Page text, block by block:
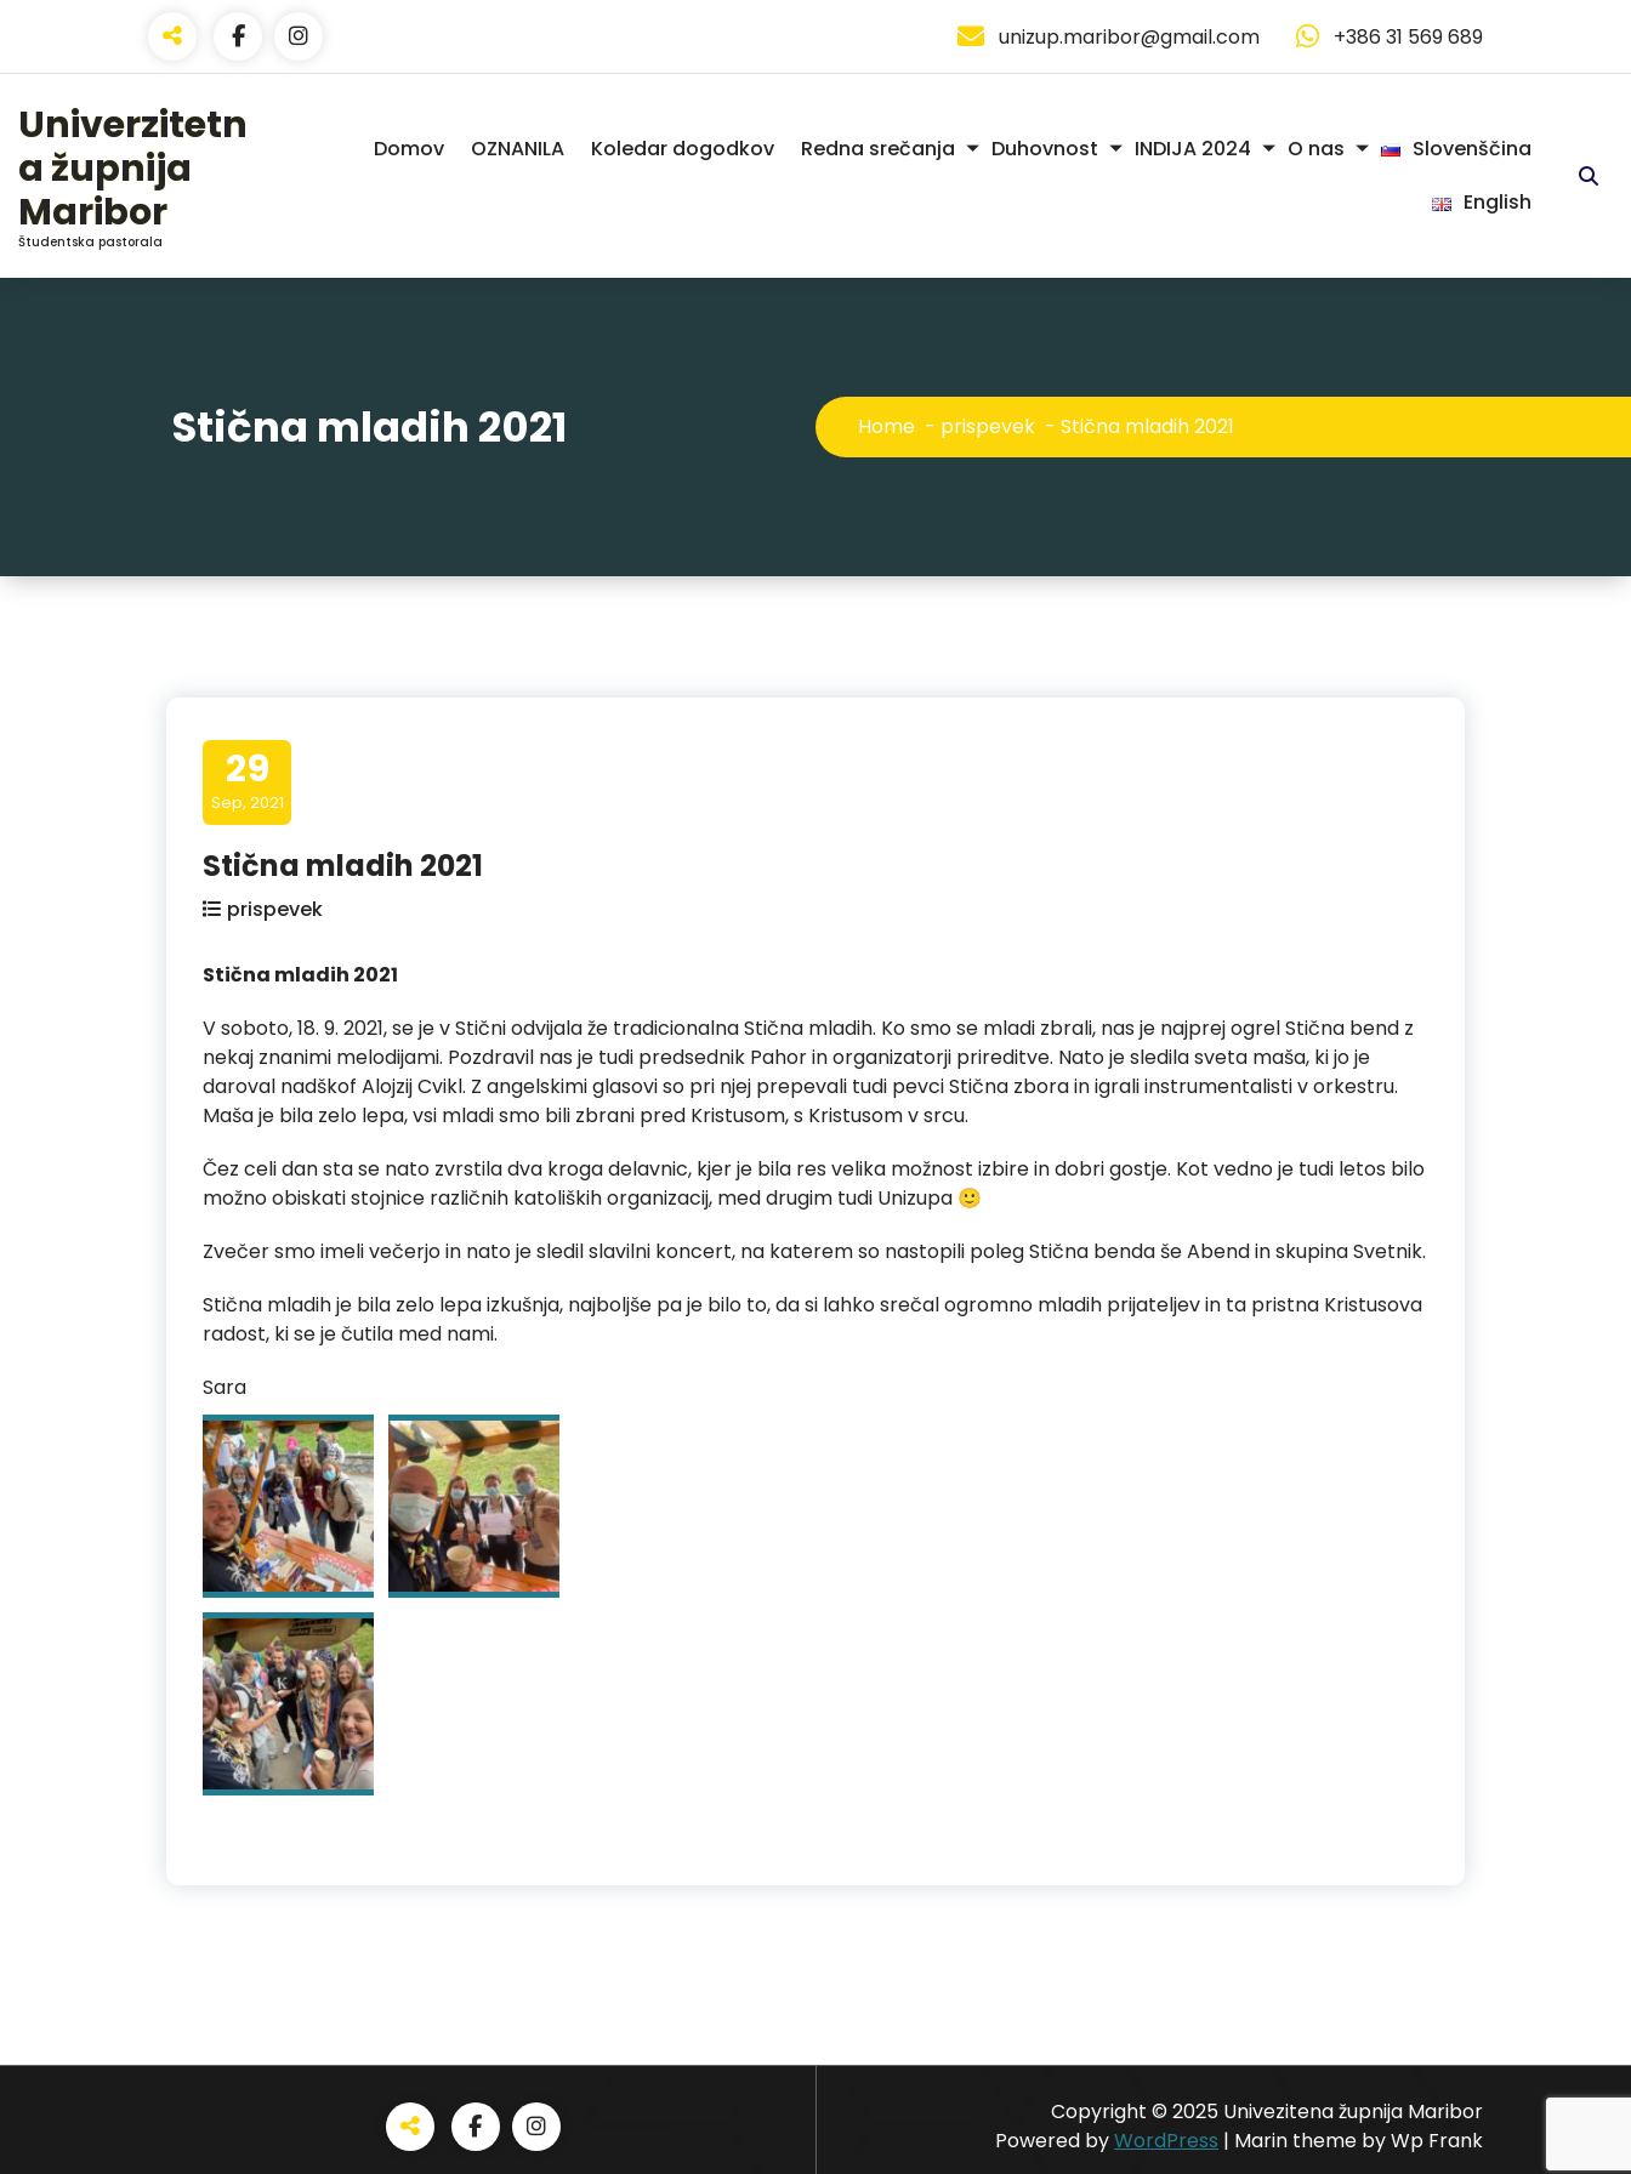
Content
unizup.maribor@gmail.com +386 31 569 689
Univerzitetn
a župnija
Maribor
Študentska pastorala
Domov OZNANILA Koledar dogodkov Redna srečanja Duhovnost INDIJA 2024 O nas
Slovenščina
English
Stična mladih 2021 Home - prispevek - Stična mladih 2021
29
Sep, 2021
Stična mladih 2021
prispevek
Stična mladih 2021
V soboto, 18. 9. 2021, se je v Stični odvijala že tradicionalna Stična mladih. Ko smo se mladi zbrali, nas je najprej ogrel Stična bend z
nekaj znanimi melodijami. Pozdravil nas je tudi predsednik Pahor in organizatorji prireditve. Nato je sledila sveta maša, ki jo je
daroval nadškof Alojzij Cvikl. Z angelskimi glasovi so pri njej prepevali tudi pevci Stična zbora in igrali instrumentalisti v orkestru.
Maša je bila zelo lepa, vsi mladi smo bili zbrani pred Kristusom, s Kristusom v srcu.
Čez celi dan sta se nato zvrstila dva kroga delavnic, kjer je bila res velika možnost izbire in dobri gostje. Kot vedno je tudi letos bilo
možno obiskati stojnice različnih katoliških organizacij, med drugim tudi Unizupa 🙂
Zvečer smo imeli večerjo in nato je sledil slavilni koncert, na katerem so nastopili poleg Stična benda še Abend in skupina Svetnik.
Stična mladih je bila zelo lepa izkušnja, najboljše pa je bilo to, da si lahko srečal ogromno mladih prijateljev in ta pristna Kristusova
radost, ki se je čutila med nami.
Sara
Copyright © 2025 Univezitena župnija Maribor
Powered byWordPress | Marin theme by Wp Frank